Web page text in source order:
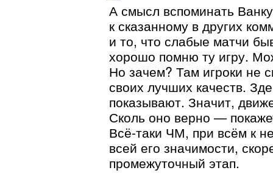
А смысл вспоминать
к сказанному в других
и то, что слабые матчи
хорошо помню ту игру.
Но зачем? Там игроки не
своих лучших качеств.
показывают. Значит,
Сколь оно верно —
Всё-таки ЧМ, при всём к
всей его значимости,
промежуточный этап.